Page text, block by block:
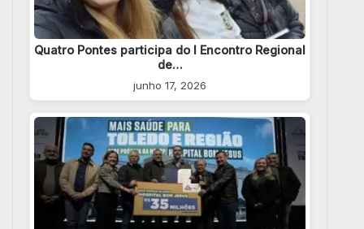
Quatro Pontes participa do I Encontro Regional
de…
junho 17, 2026